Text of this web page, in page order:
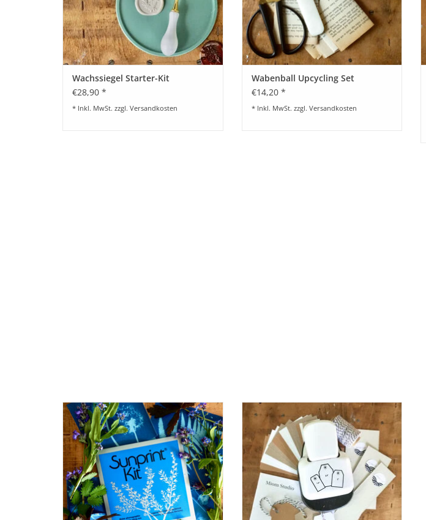
Wachssiegel Starter-Kit
€28,90 *
* Inkl. MwSt. zzgl. Versandkosten
Wabenball Upcycling Set
€14,20 *
* Inkl. MwSt. zzgl. Versandkosten
Sunprint Kit mit Spezialpapier für eigene
Abzüge
BESTELLEN
DIY-Anhänger-Kit - Geschenkanhänger
einfach selber machen
BESTELLEN